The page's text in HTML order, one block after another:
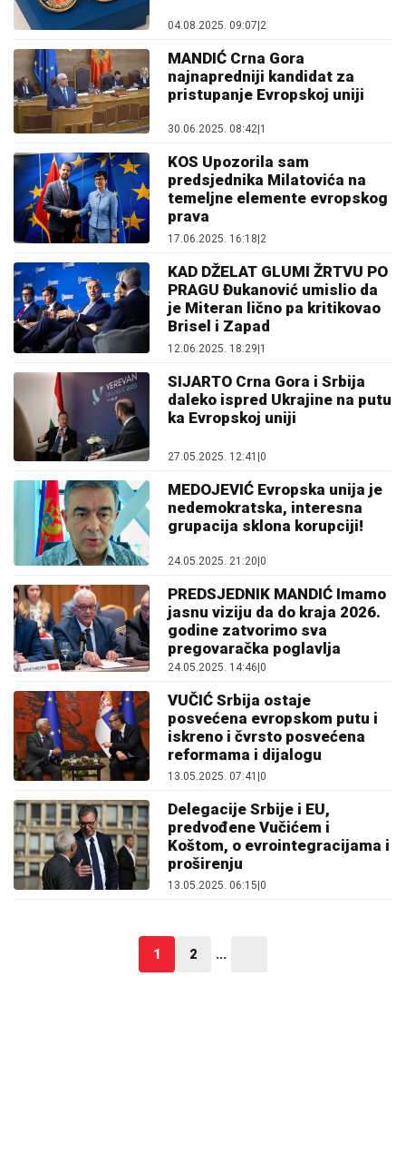
04.08.2025. 09:07 2
MANDIĆ Crna Gora
najnapredniji kandidat za
pristupanje Evropskoj uniji
30.06.2025. 08:42 1
KOS Upozorila sam
predsjednika Milatovića na
temeljne elemente evropskog
prava
17.06.2025. 16:18|2
KAD DŽELAT GLUMI ŽRTVU PO
PRAGU Đukanović umislio da
je Miteran lično pa kritikovao
Brisel i Zapad
12.06.2025. 18:29|1
SIJARTO Crna Gora i Srbija
daleko ispred Ukrajine na putu
ka Evropskoj uniji
27.05.2025. 12:41 0
MEDOJEVIĆ Evropska unija je
nedemokratska, interesna
grupacija sklona korupciji!
24.05.2025. 21:20 0
PREDSJEDNIK MANDIĆ Imamo
jasnu viziju da do kraja 2026.
godine zatvorimo sva
pregovaračka poglavlja
24.05.2025. 14:46|0
VUČIĆ Srbija ostaje
posvećena evropskom putu i
iskreno i čvrsto posvećena
reformama i dijalogu
13.05.2025. 07:41 0
Delegacije Srbije i EU,
predvođene Vučićem i
Koštom, o evrointegracijama i
proširenju
13.05.2025. 06:15|0
1 2 ...